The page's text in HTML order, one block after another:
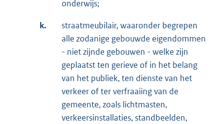
onderwijs;
k.
straatmeubilair, waaronder begrepen
alle zodanige gebouwde eigendommen
- niet zijnde gebouwen - welke zijn
geplaatst ten gerieve of in het belang
van het publiek, ten dienste van het
verkeer of ter verfraaiing van de
gemeente, zoals lichtmasten,
verkeersinstallaties, standbeelden,